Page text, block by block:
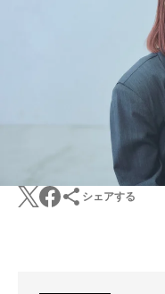
シェアする